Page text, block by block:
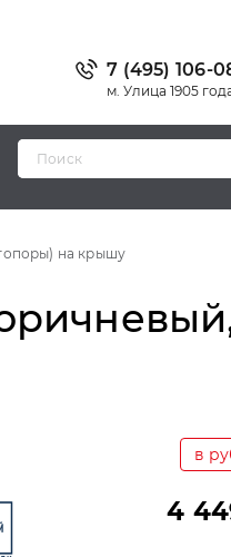
7 (495) 106-
м. Улица 1905
на крышу
в
4